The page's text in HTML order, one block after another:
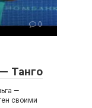
0
Танго
—
своими